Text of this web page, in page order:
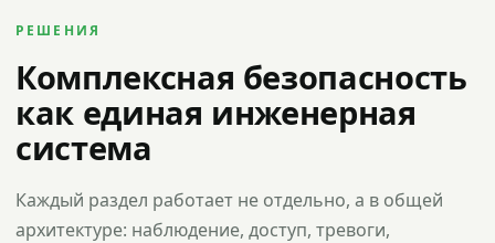
РЕШЕНИЯ
Комплексная безопасность
как единая инженерная
система
Каждый раздел работает не отдельно, а в общей
архитектуре: наблюдение, доступ, тревоги,